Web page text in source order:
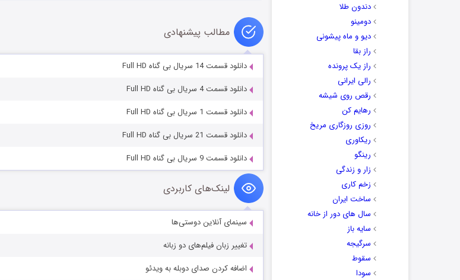
دندون طلا
دومینو
دیو و ماه پیشونی
راز بقا
راز یک پرونده
رالی ایرانی
رقص روی شیشه
رهایم کن
روزی روزگاری مریخ
ریکاوری
رینگو
زار و زندگی
زخم کاری
ساخت ایران
سال های دور از خانه
سایه باز
سرگیجه
سقوط
سودا
مطالب پیشنهادی
دانلود قسمت 14 سریال بی گناه Full HD
دانلود قسمت 4 سریال بی گناه Full HD
دانلود قسمت 1 سریال بی گناه Full HD
دانلود قسمت 21 سریال بی گناه Full HD
دانلود قسمت 9 سریال بی گناه Full HD
لینک‌های کاربردی
سینمای آنلاین دوستی‌ها
تغییر زبان فیلم‌های دو زبانه
اضافه کردن صدای دوبله به ویدئو